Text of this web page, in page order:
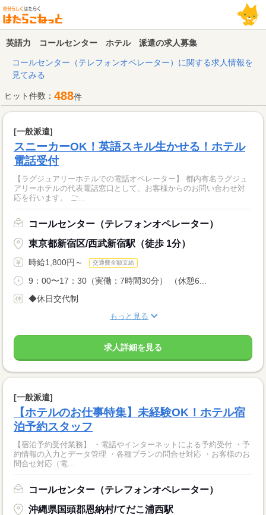
英語力 コールセンター ホテル 派遣の求人募集
コールセンター（テレフォンオペレーター）に関する求人情報を
見てみる
ヒット件数： 488件
[一般派遣]
スニーカーOK！英語スキル生かせる！ホテル
電話受付
【ラグジュアリーホテルでの電話オペレーター】 都内有名ラグジュ
アリーホテルの代表電話窓口として、お客様からのお問い合わせ対
応を行います。 ご...
コールセンター（テレフォンオペレーター）
東京都新宿区/西武新宿駅（徒歩 1分）
時給1,800円～ 交通費全額支給
9：00〜17：30（実働：7時間30分） （休憩6...
◆休日交代制
もっと見る
求人詳細を見る
[一般派遣]
【ホテルのお仕事特集】未経験OK！ホテル宿
泊予約スタッフ
【宿泊予約受付業務】 ・電話やインターネットによる予約受付 ・予
約情報の入力とデータ管理 ・各種プランの問合せ対応 ・お客様のお
問合せ対応（電...
コールセンター（テレフォンオペレーター）
沖縄県国頭郡恩納村/てだこ浦西駅